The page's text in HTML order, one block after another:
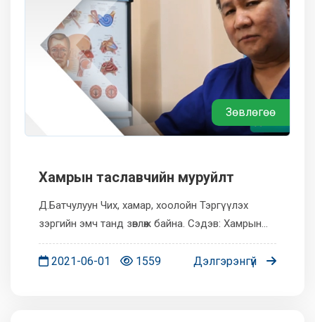
Зөвлөгөө
Xамрын таславчийн муруйлт
Д.Батчулуун Чих, хамар, хоолойн Тэргүүлэх
зэргийн эмч танд зөвлөж байна. Сэдэв: Хамрын
хянга болон таславчийн мурийлт
2021-06-01 1559 Дэлгэрэнгүй